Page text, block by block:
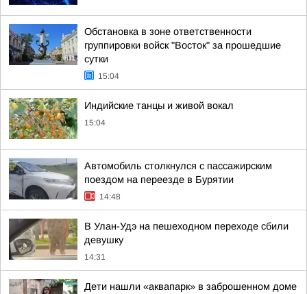
Обстановка в зоне ответственности
группировки войск "Восток" за прошедшие
сутки
15:04
Индийские танцы и живой вокал
15:04
Автомобиль столкнулся с пассажирским
поездом на переезде в Бурятии
14:48
В Улан-Удэ на пешеходном переходе сбили
девушку
14:31
Дети нашли «аквапарк» в заброшенном доме